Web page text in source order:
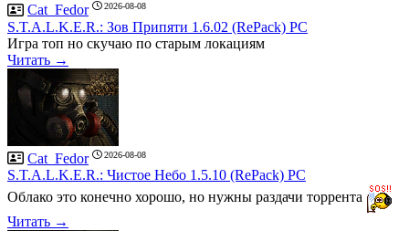
Cat_Fedor 2026-08-08
S.T.A.L.K.E.R.: Зов Припяти 1.6.02 (RePack) PC
Игра топ но скучаю по старым локациям
Читать →
Cat_Fedor 2026-08-08
S.T.A.L.K.E.R.: Чистое Небо 1.5.10 (RePack) PC
Облако это конечно хорошо, но нужны раздачи торрента
Читать →